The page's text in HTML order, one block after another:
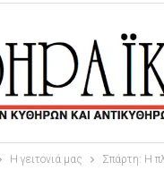
Η γειτονιά μας Σπάρτη: Η